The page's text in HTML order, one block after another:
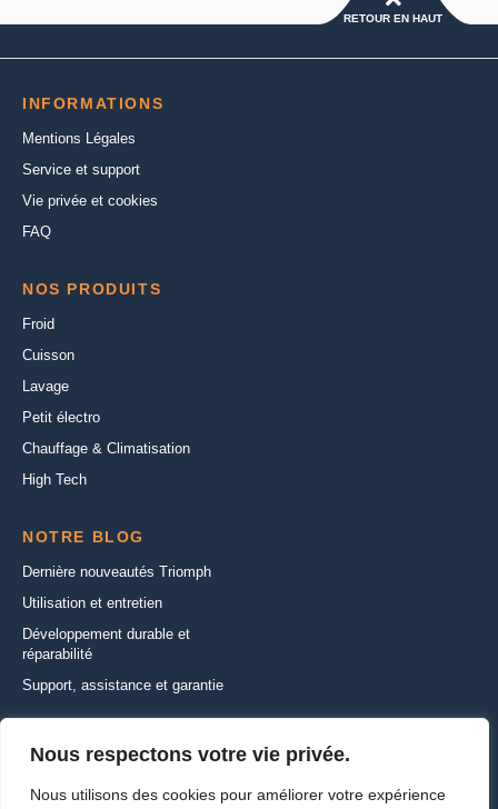
Nous respectons votre vie privée.
Nous utilisons des cookies pour améliorer votre expérience
RETOUR EN HAUT
INFORMATIONS
Mentions Légales
Service et support
Vie privée et cookies
FAQ
NOS PRODUITS
Froid
Cuisson
Lavage
Petit électro
Chauffage & Climatisation
High Tech
NOTRE BLOG
Dernière nouveautés Triomph
Utilisation et entretien
Développement durable et
réparabilité
Support, assistance et garantie
95470 SAINT WITZ